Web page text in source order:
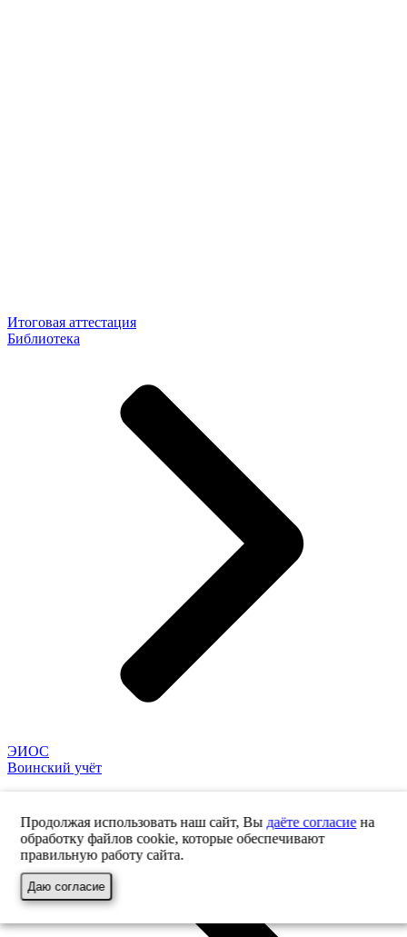
Итоговая аттестация
Библиотека
ЭИОС
Воинский учёт
Продолжая использовать наш сайт, Вы даёте согласиена
обработку файлов cookie, которые обеспечивают
правильную работу сайта.
Даю согласие